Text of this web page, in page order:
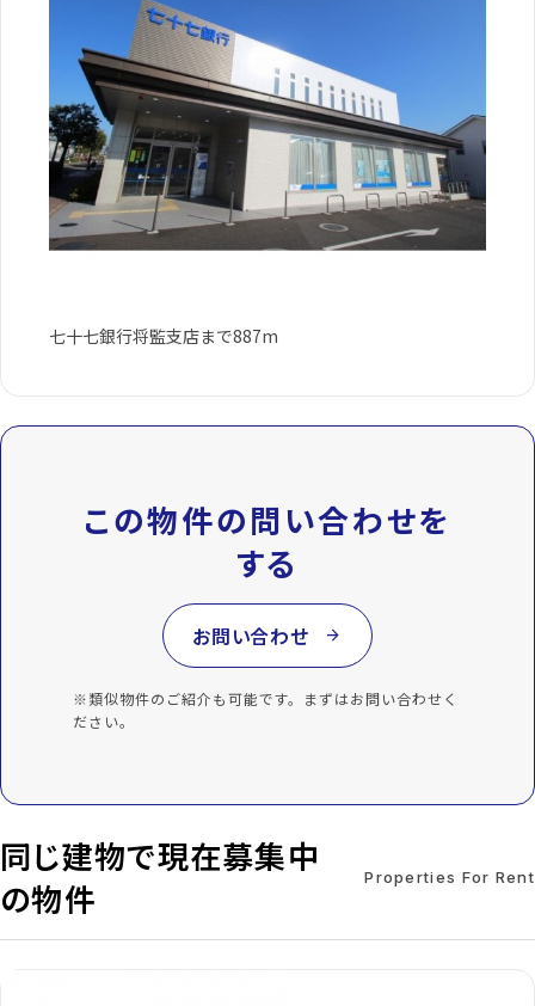
七十七銀行将監支店まで887m
この物件の問い合わせを
する
お問い合わせ arrow_forward
※類似物件のご紹介も可能です。まずはお問い合わせく
ださい。
同じ建物で現在募集中
の物件
Properties For Rent